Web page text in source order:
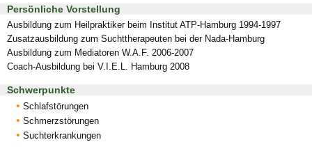
Persönliche Vorstellung
Ausbildung zum Heilpraktiker beim Institut ATP-Hamburg 1994-1997
Zusatzausbildung zum Suchttherapeuten bei der Nada-Hamburg
Ausbildung zum Mediatoren W.A.F. 2006-2007
Coach-Ausbildung bei V.I.E.L. Hamburg 2008
Schwerpunkte
Schlafstörungen
Schmerzstörungen
Suchterkrankungen